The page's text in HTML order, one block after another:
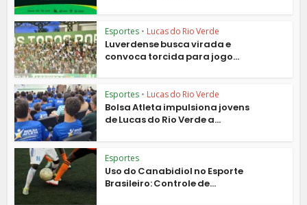
Esportes • Lucas do Rio Verde
Luverdense busca virada e
convoca torcida para jogo...
Esportes • Lucas do Rio Verde
Bolsa Atleta impulsiona jovens
de Lucas do Rio Verde a...
Esportes
Uso do Canabidiol no Esporte
Brasileiro: Controle de...